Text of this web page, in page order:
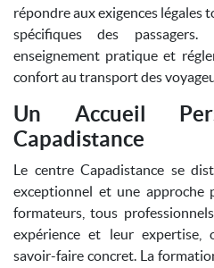
répondre aux exigences légales
spécifiques des
enseignement pratique et
confort au transport des
Un Accueil
Capadistance
Le centre Capadistance se
exceptionnel et une approche
formateurs, tous
expérience et leur expertise,
savoir-faire concret. La